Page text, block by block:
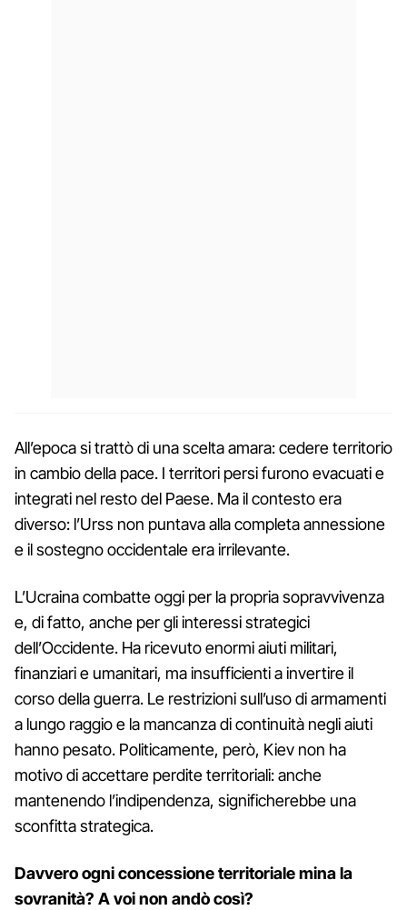
All’epoca si trattò di una scelta amara: cedere territorio
in cambio della pace. I territori persi furono evacuati e
integrati nel resto del Paese. Ma il contesto era
diverso: l’Urss non puntava alla completa annessione
e il sostegno occidentale era irrilevante.
L’Ucraina combatte oggi per la propria sopravvivenza
e, di fatto, anche per gli interessi strategici
dell’Occidente. Ha ricevuto enormi aiuti militari,
finanziari e umanitari, ma insufficienti a invertire il
corso della guerra. Le restrizioni sull’uso di armamenti
a lungo raggio e la mancanza di continuità negli aiuti
hanno pesato. Politicamente, però, Kiev non ha
motivo di accettare perdite territoriali: anche
mantenendo l’indipendenza, significherebbe una
sconfitta strategica.
Davvero ogni concessione territoriale mina la
sovranità? A voi non andò così?